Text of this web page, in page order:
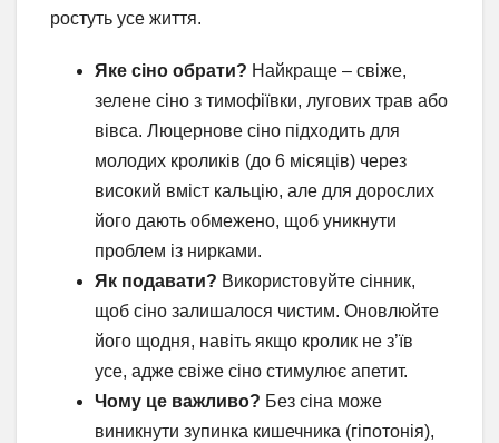
ростуть усе життя.
Яке сіно обрати? Найкраще – свіже,
зелене сіно з тимофіївки, лугових трав або
вівса. Люцернове сіно підходить для
молодих кроликів (до 6 місяців) через
високий вміст кальцію, але для дорослих
його дають обмежено, щоб уникнути
проблем із нирками.
Як подавати? Використовуйте сінник,
щоб сіно залишалося чистим. Оновлюйте
його щодня, навіть якщо кролик не з’їв
усе, адже свіже сіно стимулює апетит.
Чому це важливо? Без сіна може
виникнути зупинка кишечника (гіпотонія),